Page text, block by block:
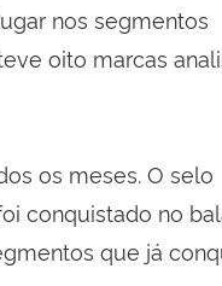
nos segmentos
oito marcas
os meses. O selo
conquistado no
que já